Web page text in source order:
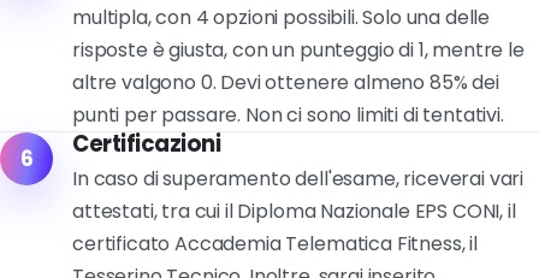
multipla, con 4 opzioni possibili. Solo una delle
risposte è giusta, con un punteggio di 1, mentre le
altre valgono 0. Devi ottenere almeno 85% dei
punti per passare. Non ci sono limiti di tentativi.
6 Certificazioni
In caso di superamento dell'esame, riceverai vari
attestati, tra cui il Diploma Nazionale EPS CONI, il
certificato Accademia Telematica Fitness, il